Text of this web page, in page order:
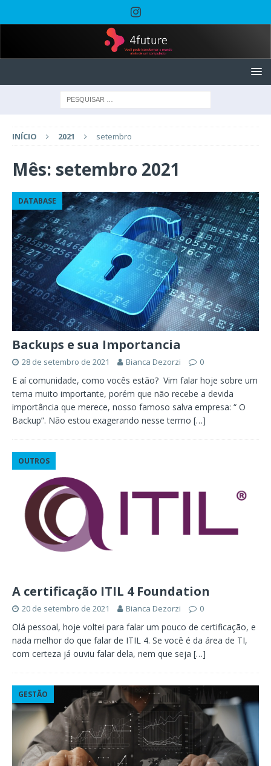
INÍCIO 2021 setembro
Mês: setembro 2021
DATABASE
Backups e sua Importancia
28 de setembro de 2021 Bianca Dezorzi 0
E aí comunidade, como vocês estão? Vim falar hoje sobre um
tema muito importante, porém que não recebe a devida
importância que merece, nosso famoso salva empresa: “ O
Backup”. Não estou exagerando nesse termo […]
OUTROS
A certificação ITIL 4 Foundation
20 de setembro de 2021 Bianca Dezorzi 0
Olá pessoal, hoje voltei para falar um pouco de certificação, e
nada melhor do que falar de ITIL 4. Se você é da área de TI,
com certeza já ouviu falar dela, nem que seja […]
GESTÃO